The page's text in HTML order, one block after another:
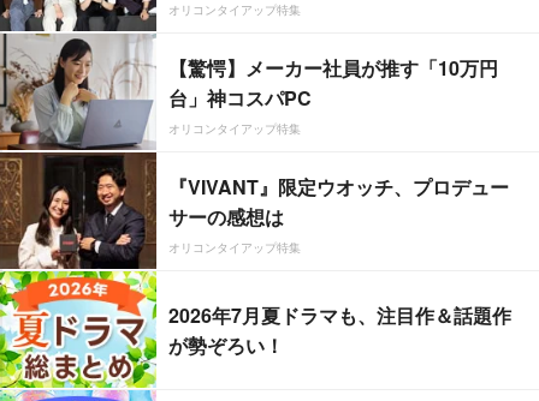
オリコンタイアップ特集
【驚愕】メーカー社員が推す「10万円
台」神コスパPC
オリコンタイアップ特集
『VIVANT』限定ウオッチ、プロデュー
サーの感想は
オリコンタイアップ特集
2026年7月夏ドラマも、注目作＆話題作
が勢ぞろい！